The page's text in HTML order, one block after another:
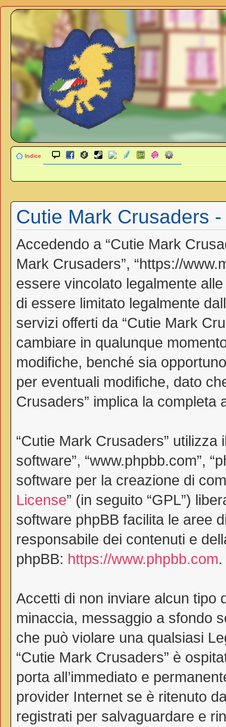
Indice
Cutie Mark Crusaders
Accedendo a “Cutie Mark
Mark Crusaders”, “https://
essere vincolato legalmente
di essere limitato legalmente
servizi offerti da “Cutie Mark
cambiare in qualunque
modifiche, benché sia
per eventuali modifiche, dato
Crusaders” implica la completa
“Cutie Mark Crusaders” utilizza
software”, “www.phpbb.com”,
software per la creazione di
License” (in seguito “GPL”)
software phpBB facilita le aree
responsabile dei contenuti e
phpBB: https://www.phpbb.com.
Accetti di non inviare alcun tipo
minaccia, messaggio a sfondo
che può violare una qualsiasi
“Cutie Mark Crusaders” è
porta all’immediato e
provider Internet se è ritenuto
registrati per salvaguardare e